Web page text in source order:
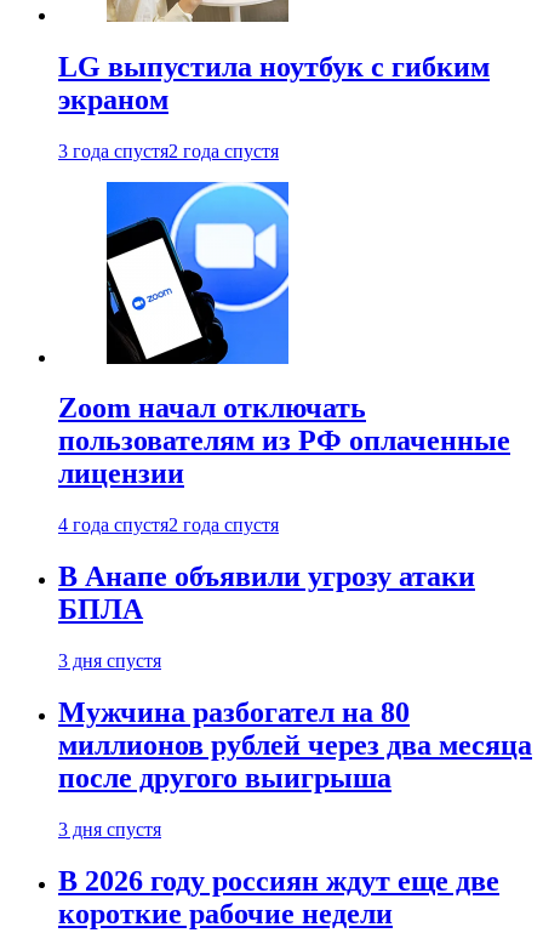
LG выпустила ноутбук с гибким
экраном
3 года спустя2 года спустя
Zoom начал отключать
пользователям из РФ оплаченные
лицензии
4 года спустя2 года спустя
В Анапе объявили угрозу атаки
БПЛА
3 дня спустя
Мужчина разбогател на 80
миллионов рублей через два месяца
после другого выигрыша
3 дня спустя
В 2026 году россиян ждут еще две
короткие рабочие недели